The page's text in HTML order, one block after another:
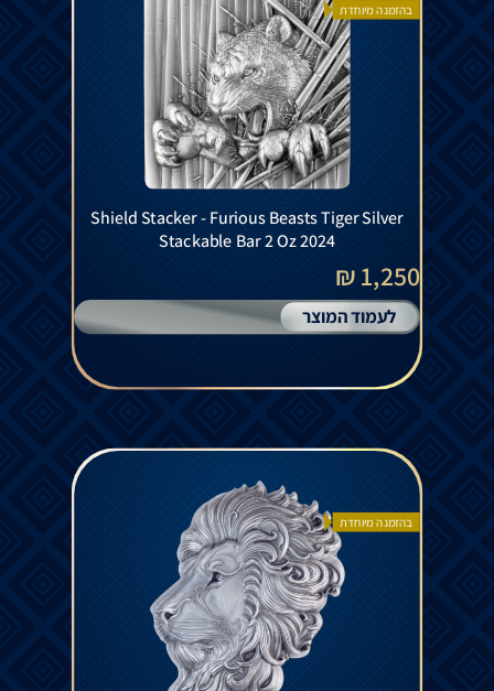
בהזמנה מיוחדת
Shield Stacker - Furious Beasts Tiger Silver
Stackable Bar 2 Oz 2024
1,250 ₪
לעמוד המוצר
בהזמנה מיוחדת